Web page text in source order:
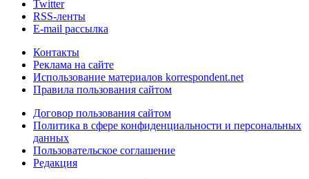
Twitter
RSS-ленты
E-mail рассылка
Контакты
Реклама на сайте
Использование материалов korrespondent.net
Правила пользования сайтом
Договор пользования сайтом
Политика в сфере конфиденциальности и персональных
данных
Пользовательское соглашение
Редакция